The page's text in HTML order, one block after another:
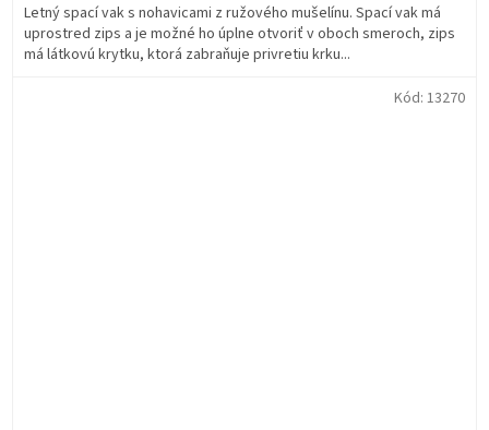
Letný spací vak s nohavicami z ružového mušelínu. Spací vak má
uprostred zips a je možné ho úplne otvoriť v oboch smeroch, zips
má látkovú krytku, ktorá zabraňuje privretiu krku...
Kód: 13270